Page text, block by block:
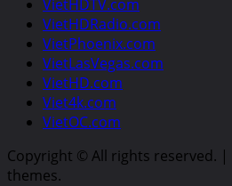
VietHDTV.com
VietHDRadio.com
VietPhoenix.com
VietLasVegas.com
VietHD.com
Viet4k.com
VietOC.com
Copyright © All rights reserved. |
themes.